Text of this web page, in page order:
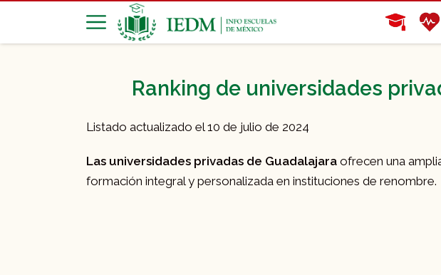
Ranking de universidades
Listado actualizado el 10 de julio de 2024
Las universidades privadas de Guadalajara ofrecen una
formación integral y personalizada en instituciones de renombre.